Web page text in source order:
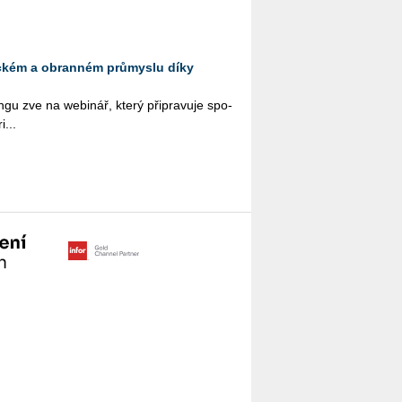
a obranném průmyslu díky
zve na webi­nář, který při­pra­vu­je spo­